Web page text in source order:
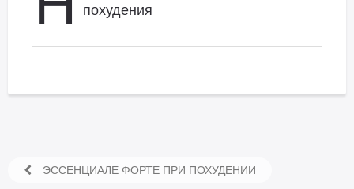
похудения
ЭССЕНЦИАЛЕ ФОРТЕ ПРИ ПОХУДЕНИИ